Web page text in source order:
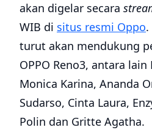
akan digelar secara
WIB di situs resmi Oppo
turut akan mendukung
OPPO Reno3, antara lain
Monica Karina, Ananda
Sudarso, Cinta Laura,
Polin dan Gritte Agatha.